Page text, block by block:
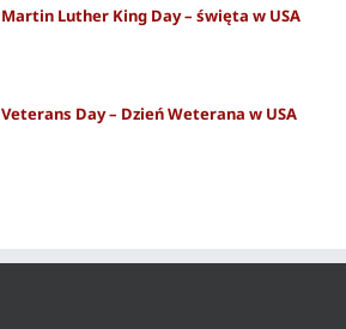
Martin Luther King Day – święta w USA
Veterans Day – Dzień Weterana w USA